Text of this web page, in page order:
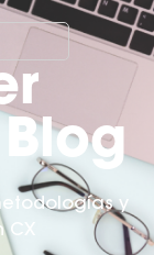
Blog
y